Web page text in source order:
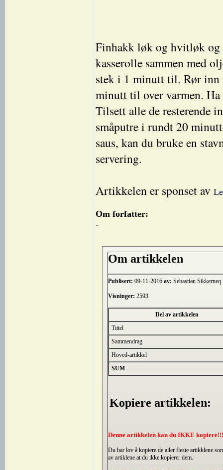
Finhakk løk og hvitløk og
kasserolle sammen med
stek i 1 minutt til. Rør inn
minutt til over varmen.
Tilsett alle de resterende
småputre i rundt 20
saus, kan du bruke en
servering.
Artikkelen er sponset av
Om forfatter:
-
Om artikkelen
Publisert: 09-11-2016av: Sebastian Sikkerneq
Visninger: 2593
Del av artikkelen
Tittel
Sammendrag
Hoved-artikkel
SUM
Kopiere artikkelen:
Denne artikkelen kan du IKKE kopiere!!!
Du har lov å kopiere de aller fleste artikklene
av artiklene at du ikke kopierer dem.